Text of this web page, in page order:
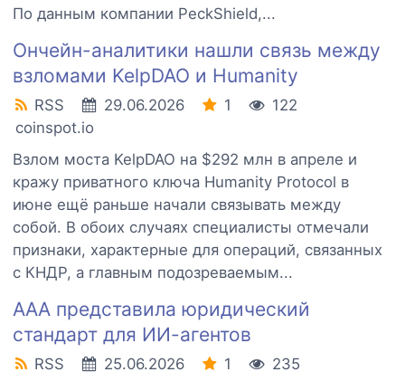
По данным компании PeckShield,...
Ончейн-аналитики нашли связь между
взломами KelpDAO и Humanity
RSS 29.06.2026 1
122
coinspot.io
Взлом моста KelpDAO на $292 млн в апреле и
кражу приватного ключа Humanity Protocol в
июне ещё раньше начали связывать между
собой. В обоих случаях специалисты отмечали
признаки, характерные для операций, связанных
с КНДР, а главным подозреваемым...
AAA представила юридический
стандарт для ИИ-агентов
RSS 25.06.2026 1
235